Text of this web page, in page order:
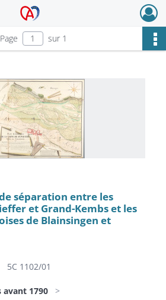
Alsace - Colmar
Page sur 1
séparation entre les
et Grand-Kembs et les
de Blainsingen et
5C 1102/01
avant 1790